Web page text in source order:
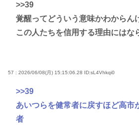
>>39
覚醒ってどういう意味かわからん
この人たちを信用する理由にはな
57 : 2026/06/08(月) 15:15:06.28 ID:sL4Vhkqi0
>>39
あいつらを健常者に戻すほど高市
者